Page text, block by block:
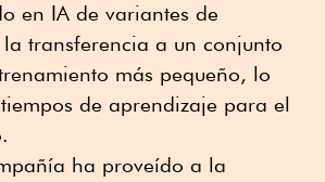
en IA de variantes de
transferencia a un conjunto
más pequeño, lo
de aprendizaje para el
ha proveído a la